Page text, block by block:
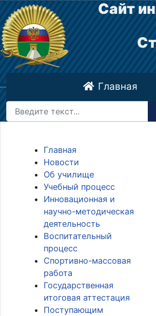
Сайт
Главная
Поиск
Главная
Новости
Об училище
Учебный процесс
Инновационная и
научно-методическая
деятельность
Воспитательный
процесс
Спортивно-массовая
работа
Государственная
итоговая аттестация
Поступающим